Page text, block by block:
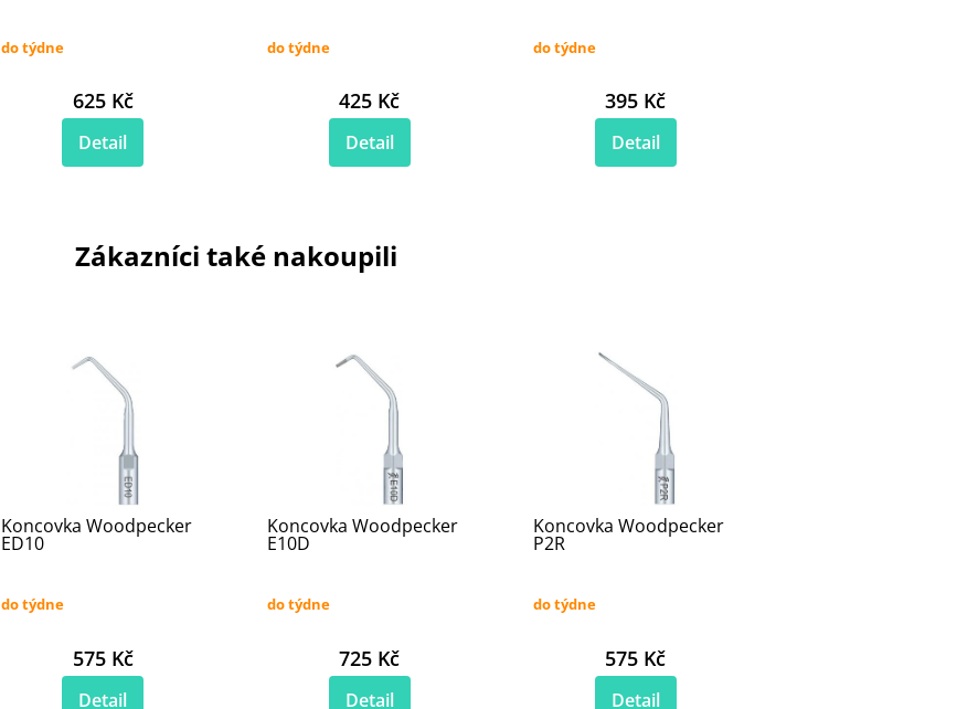
do týdne
625 Kč
Detail
do týdne
425 Kč
Detail
do týdne
395 Kč
Detail
Zákazníci také nakoupili
Koncovka Woodpecker
ED10
do týdne
575 Kč
Detail
Koncovka Woodpecker
E10D
do týdne
725 Kč
Detail
Koncovka Woodpecker
P2R
do týdne
575 Kč
Detail